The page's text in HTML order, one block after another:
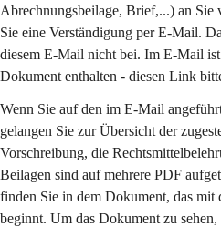
Abrechnungsbeilage, Brief,...) an Sie
Sie eine Verständigung per E-Mail.
diesem E-Mail nicht bei. Im E-Mail
Dokument enthalten - diesen Link
Wenn Sie auf den im E-Mail
gelangen Sie zur Übersicht der
Vorschreibung, die
Beilagen sind auf mehrere PDF
finden Sie in dem Dokument, das mit
beginnt. Um das Dokument zu